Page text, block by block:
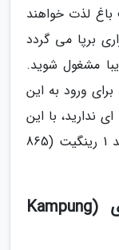
لذت خواهند
برپا می گردد
مشغول شوید.
ورود به این
ندارید، با این
وجود آخر هفته ها و روزهای تعطیل باید 1 رینگیت (865
پارک کامپونگ کوانتان فایرفلای (Kampung